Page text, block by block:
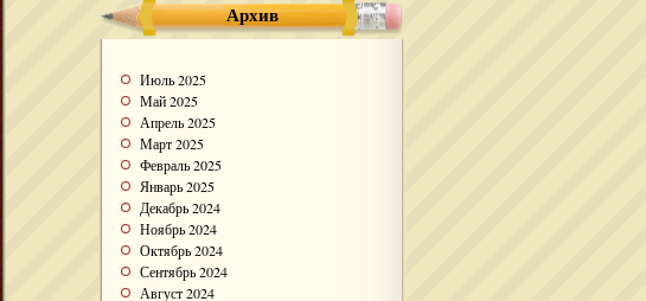
Архив
Июль 2025
Май 2025
Апрель 2025
Март 2025
Февраль 2025
Январь 2025
Декабрь 2024
Ноябрь 2024
Октябрь 2024
Сентябрь 2024
Август 2024